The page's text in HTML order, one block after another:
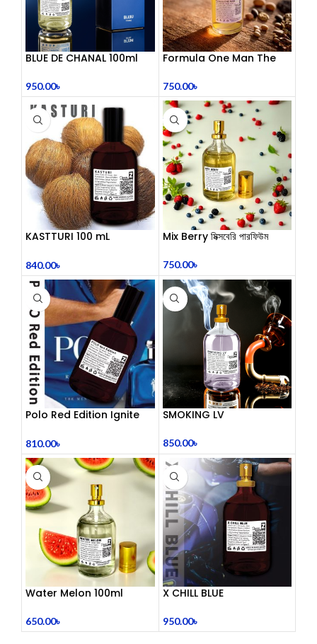
BLUE DE CHANAL 100ml
950.00৳
Formula One Man The
mL
750.00৳
KASTTURI 100 mL
840.00৳
Mix Berry মিক্সবেরি পারফিউম
750.00৳
Polo Red Edition Ignite
810.00৳
SMOKING LV
850.00৳
Water Melon 100ml
650.00৳
X CHILL BLUE
950.00৳